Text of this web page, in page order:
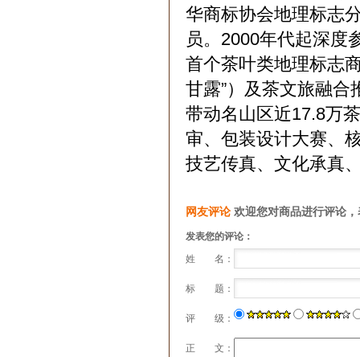
华商标协会地理标志
员。2000年代起深度
首个茶叶类地理标志
甘露”）及茶文旅融
带动名山区近17.8万
审、包装设计大赛、
技艺传真、文化承真
网友评论 欢迎您对商品进行评论
发表您的评论：
姓 名：
标 题：
评 级：
正 文：